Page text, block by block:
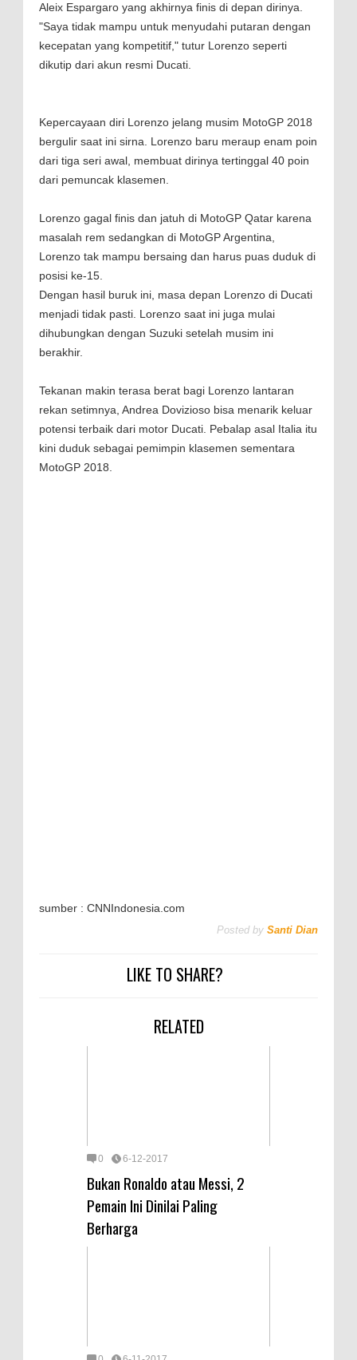
Aleix Espargaro yang akhirnya finis di depan dirinya.
"Saya tidak mampu untuk menyudahi putaran dengan
kecepatan yang kompetitif," tutur Lorenzo seperti
dikutip dari akun resmi Ducati.
Kepercayaan diri Lorenzo jelang musim MotoGP 2018
bergulir saat ini sirna. Lorenzo baru meraup enam poin
dari tiga seri awal, membuat dirinya tertinggal 40 poin
dari pemuncak klasemen.
Lorenzo gagal finis dan jatuh di MotoGP Qatar karena
masalah rem sedangkan di MotoGP Argentina,
Lorenzo tak mampu bersaing dan harus puas duduk di
posisi ke-15.
Dengan hasil buruk ini, masa depan Lorenzo di Ducati
menjadi tidak pasti. Lorenzo saat ini juga mulai
dihubungkan dengan Suzuki setelah musim ini
berakhir.
Tekanan makin terasa berat bagi Lorenzo lantaran
rekan setimnya, Andrea Dovizioso bisa menarik keluar
potensi terbaik dari motor Ducati. Pebalap asal Italia itu
kini duduk sebagai pemimpin klasemen sementara
MotoGP 2018.
sumber : CNNIndonesia.com
Posted by Santi Dian
LIKE TO SHARE?
RELATED
0 6-12-2017
Bukan Ronaldo atau Messi, 2
Pemain Ini Dinilai Paling
Berharga